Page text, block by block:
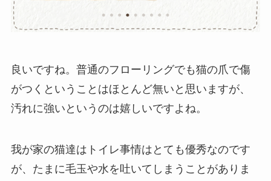
良いですね。普通のフローリングでも猫の爪で傷
がつくということはほとんど無いと思いますが、
汚れに強いというのは嬉しいですよね。
我が家の猫達はトイレ事情はとても優秀なのです
が、たまに毛玉や水を吐いてしまうことがありま